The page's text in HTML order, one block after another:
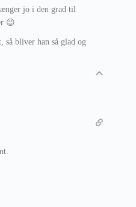
jo i den grad til
😉
så bliver han så glad og